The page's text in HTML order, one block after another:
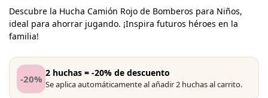
Descubre la Hucha Camión Rojo de Bomberos para Niños,
ideal para ahorrar jugando. ¡Inspira futuros héroes en la
familia!
-20% 2 huchas = -20% de descuento
Se aplica automáticamente al añadir 2 huchas al carrito.